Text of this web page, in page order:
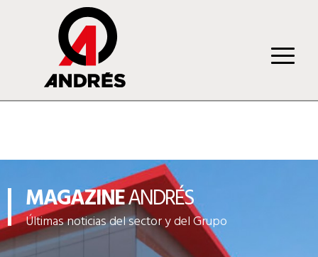
MAGAZINEANDRÉS
Últimas noticias del sector y del Grupo